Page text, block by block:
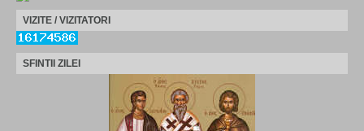
VIZITE / VIZITATORI
SFINTII ZILEI